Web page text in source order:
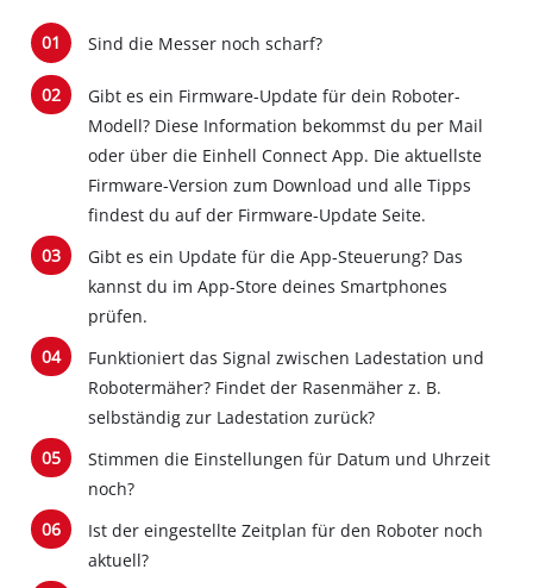
Sind die Messer noch scharf?
Gibt es ein Firmware-Update für dein Roboter-
Modell? Diese Information bekommst du per Mail
oder über die Einhell Connect App. Die aktuellste
Firmware-Version zum Download und alle Tipps
findest du auf der Firmware-Update Seite.
Gibt es ein Update für die App-Steuerung? Das
kannst du im App-Store deines Smartphones
prüfen.
Funktioniert das Signal zwischen Ladestation und
Robotermäher? Findet der Rasenmäher z. B.
selbständig zur Ladestation zurück?
Stimmen die Einstellungen für Datum und Uhrzeit
noch?
Ist der eingestellte Zeitplan für den Roboter noch
aktuell?